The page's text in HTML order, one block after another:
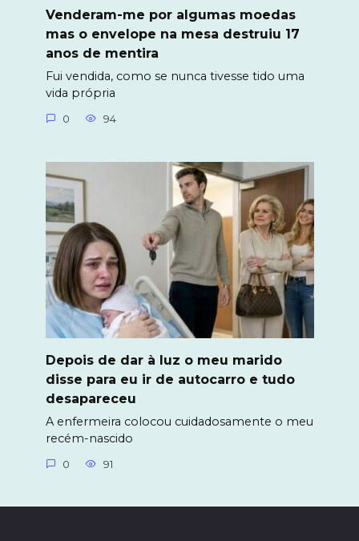
Venderam-me por algumas moedas
mas o envelope na mesa destruiu 17
anos de mentira
Fui vendida, como se nunca tivesse tido uma
vida própria
0 94
Depois de dar à luz o meu marido
disse para eu ir de autocarro e tudo
desapareceu
A enfermeira colocou cuidadosamente o meu
recém-nascido
0 91